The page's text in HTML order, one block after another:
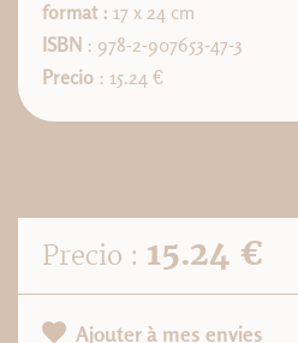
format : 17 x 24 cm
ISBN : 978-2-907653-47-3
Precio : 15.24 €
Precio : 15.24 €
Ajouter à mes envies